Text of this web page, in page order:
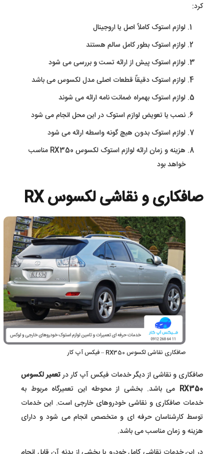
کرد:
لوازم استوک کاملاً اصل یا اروجینال
لوازم استوک بطور کامل سالم هستند
لوازم استوک پیش از ارائه تست و بررسی می شود
لوازم استوک دقیقاً قطعات اصلی مدل لکسوس می باشد
لوازم استوک بهمراه ضمانت نامه ارائه می شوند
نصب یا تعویض لوازم استوک در این محل انجام می شود
لوازم استوک بدون هیچ گونه واسطه ارائه می شود
هزینه و زمان ارائه لوازم استوک لکسوس RX350 مناسب
خواهد بود
صافکاری و نقاشی لکسوس RX
صافکاری نقاشی لکسوس RX350 – فیکس آپ کار
صافکاری و نقاشی از دیگر خدمات فیکس آپ کار درتعمیر لکسوس
RX350 می باشد. بخشی از محوطه این تعمیرگاه مربوط به
خدمات صافکاری و نقاشی خودروهای خارجی است. این خدمات
توسط کارشناسان حرفه ای و متخصص انجام می شود و دارای
هزینه و زمان مناسب می باشد.